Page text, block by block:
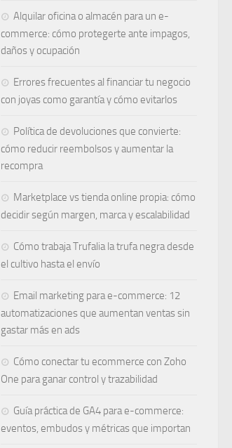
Alquilar oficina o almacén para un e-
commerce: cómo protegerte ante impagos,
daños y ocupación
Errores frecuentes al financiar tu negocio
con joyas como garantía y cómo evitarlos
Política de devoluciones que convierte:
cómo reducir reembolsos y aumentar la
recompra
Marketplace vs tienda online propia: cómo
decidir según margen, marca y escalabilidad
Cómo trabaja Trufalia la trufa negra desde
el cultivo hasta el envío
Email marketing para e-commerce: 12
automatizaciones que aumentan ventas sin
gastar más en ads
Cómo conectar tu ecommerce con Zoho
One para ganar control y trazabilidad
Guía práctica de GA4 para e-commerce:
eventos, embudos y métricas que importan